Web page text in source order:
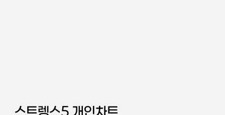
스트렝스5 개인차트